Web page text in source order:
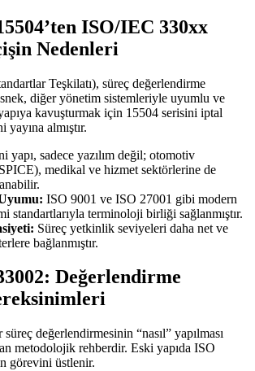
ISO/IEC 330xx
Nedenleri
Teşkilatı), süreç değerlendirme
diğer yönetim sistemleriyle uyumlu ve
kavuşturmak için 15504 serisini iptal
almıştır.
yapı, sadece yazılım değil; otomotiv
medikal ve hizmet sektörlerine de
ISO 9001 ve ISO 27001 gibi modern
standartlarıyla terminoloji birliği sağlanmıştır.
Süreç yetkinlik seviyeleri daha net ve
bağlanmıştır.
Değerlendirme
süreç değerlendirmesinin “nasıl” yapılması
metodolojik rehberdir. Eski yapıda ISO
görevini üstlenir.